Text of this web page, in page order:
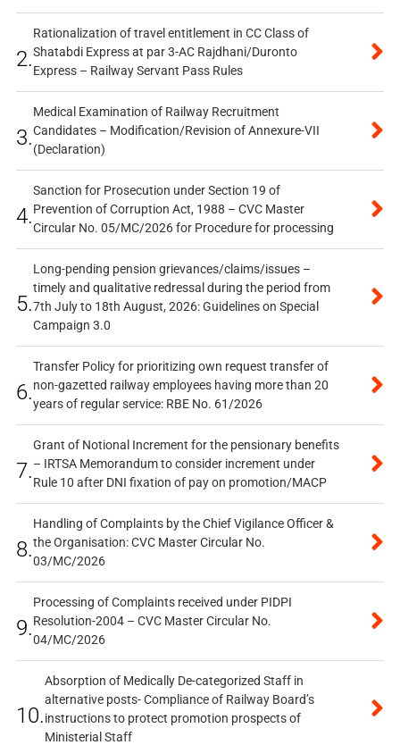
2.
Rationalization of travel entitlement in CC Class of
Shatabdi Express at par 3-AC Rajdhani/Duronto
Express – Railway Servant Pass Rules
3.
Medical Examination of Railway Recruitment
Candidates – Modification/Revision of Annexure-VII
(Declaration)
4.
Sanction for Prosecution under Section 19 of
Prevention of Corruption Act, 1988 – CVC Master
Circular No. 05/MC/2026 for Procedure for processing
5.
Long-pending pension grievances/claims/issues –
timely and qualitative redressal during the period from
7th July to 18th August, 2026: Guidelines on Special
Campaign 3.0
6.
Transfer Policy for prioritizing own request transfer of
non-gazetted railway employees having more than 20
years of regular service: RBE No. 61/2026
7.
Grant of Notional Increment for the pensionary benefits
– IRTSA Memorandum to consider increment under
Rule 10 after DNI fixation of pay on promotion/MACP
8.
Handling of Complaints by the Chief Vigilance Officer &
the Organisation: CVC Master Circular No.
03/MC/2026
9.
Processing of Complaints received under PIDPI
Resolution-2004 – CVC Master Circular No.
04/MC/2026
10.
Absorption of Medically De-categorized Staff in
alternative posts- Compliance of Railway Board’s
instructions to protect promotion prospects of
Ministerial Staff